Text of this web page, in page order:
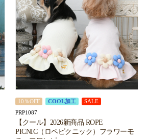
10％OFF COOL加工 SALE
PRP1087
【クール】2026新商品 ROPE
PICNIC（ロペピクニック）フラワーモ